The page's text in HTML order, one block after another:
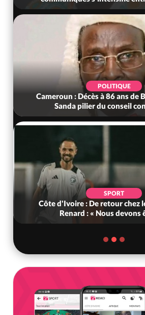
de BAH Oumarou
constituti...
chez les Eléphants,
être e...
Bénin :